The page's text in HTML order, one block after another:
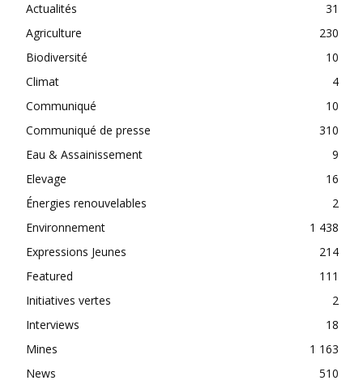
Actualités
31
Agriculture
230
Biodiversité
10
Climat
4
Communiqué
10
Communiqué de presse
310
Eau & Assainissement
9
Elevage
16
Énergies renouvelables
2
Environnement
1 438
Expressions Jeunes
214
Featured
111
Initiatives vertes
2
Interviews
18
Mines
1 163
News
510